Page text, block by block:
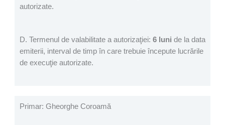
autorizate.
D. Termenul de valabilitate a autorizaţiei: 6 luni de la data
emiterii, interval de timp în care trebuie începute lucrările
de execuţie autorizate.
Primar: Gheorghe Coroamă